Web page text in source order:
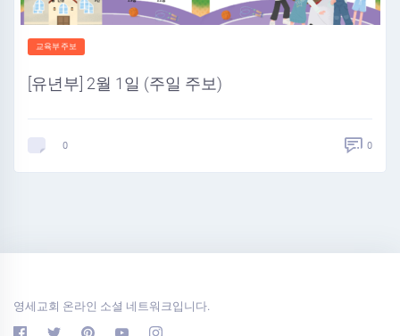
교육부주보
[유년부] 2월 1일 (주일 주보)
0 0
영세교회 온라인 소셜 네트워크입니다.